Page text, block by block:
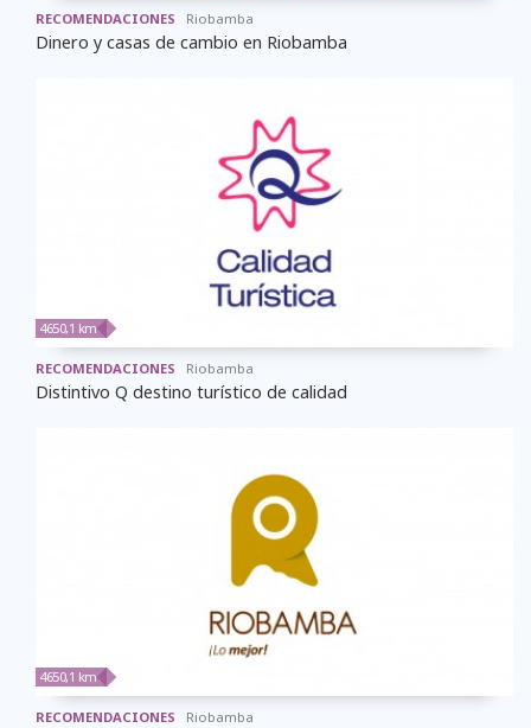
RECOMENDACIONES Riobamba
Dinero y casas de cambio en Riobamba
4650,1 km
RECOMENDACIONES Riobamba
Distintivo Q destino turístico de calidad
4650,1 km
RECOMENDACIONES Riobamba